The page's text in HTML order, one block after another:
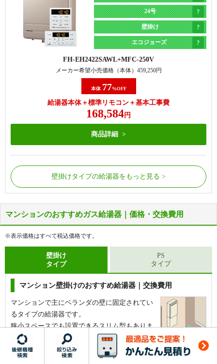
24号
壁掛け
エコジョーズ
FH-EH2422SAWL MFC-250V
メーカー希望小売価格（本体） 459,250円
本体 77%OFF
給湯器本体＋標準リモコン＋基本工事費
168,584 円
商品詳細
壁掛けタイプの給湯器をもっと見る
屋外の床に据置で設置されているタイプの給湯器で
給湯器側面から配管が接続されています。
浴槽にある循環金具の数が1つだけの場合に該当し
【基本工事費込セット】リンナイ 給湯専用給湯器 [エ
定品][W458×H596×D210mm][シャイニーシルバー]
据置き
屋外の床に据置で設置されているタイプの給湯器で
給湯器側面から配管が接続されています。
浴槽にある循環金具の数が2つの場合に該当しま
マンションのおすすめガス給湯器｜価格・交換費用
※表示価格はすべて税込価格です。
壁掛け
タイプ
マンション壁掛けのおすすめ給湯器｜交換費用
マンションで主にベランダの壁に固定されてい
るタイプの給湯器です。
狭小スペースでも設置できるスリム型もありま
す。
【基本工事費込セット】 パロマ 給湯専用給湯器 [ス
PS
タイプ